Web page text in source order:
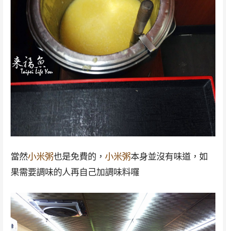
當然小米粥也是免費的， 小米粥本身並沒有味道，如
果需要調味的人再自己加調味料囉